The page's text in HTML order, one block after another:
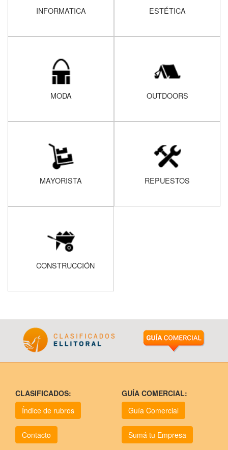
INFORMATICA ESTÉTICA
MODA OUTDOORS
MAYORISTA REPUESTOS
CONSTRUCCIÓN
CLASIFICADOS:
Índice de rubros
Contacto
GUÍA COMERCIAL:
Guía Comercial
Sumá tu Empresa